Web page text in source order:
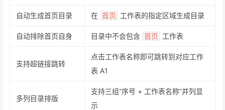
自动生成首页目录 在 首页 工作表的指定区域生成目录
自动排除首页自身 目录中不会包含 首页 工作表
支持超链接跳转
点击工作表名称即可跳转到对应工作
表 A1
多列目录排版
支持三组“序号 + 工作表名称”并列显
示